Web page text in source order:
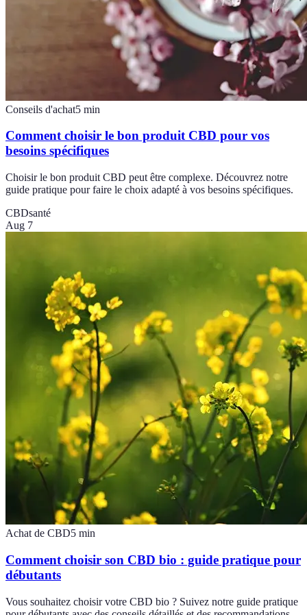
Conseils d'achat5 min
Comment choisir le bon produit CBD pour vos
besoins spécifiques
Choisir le bon produit CBD peut être complexe. Découvrez notre
guide pratique pour faire le choix adapté à vos besoins spécifiques.
CBDsanté
Aug 7
Achat de CBD5 min
Comment choisir son CBD bio : guide pratique pour
débutants
Vous souhaitez choisir votre CBD bio ? Suivez notre guide pratique